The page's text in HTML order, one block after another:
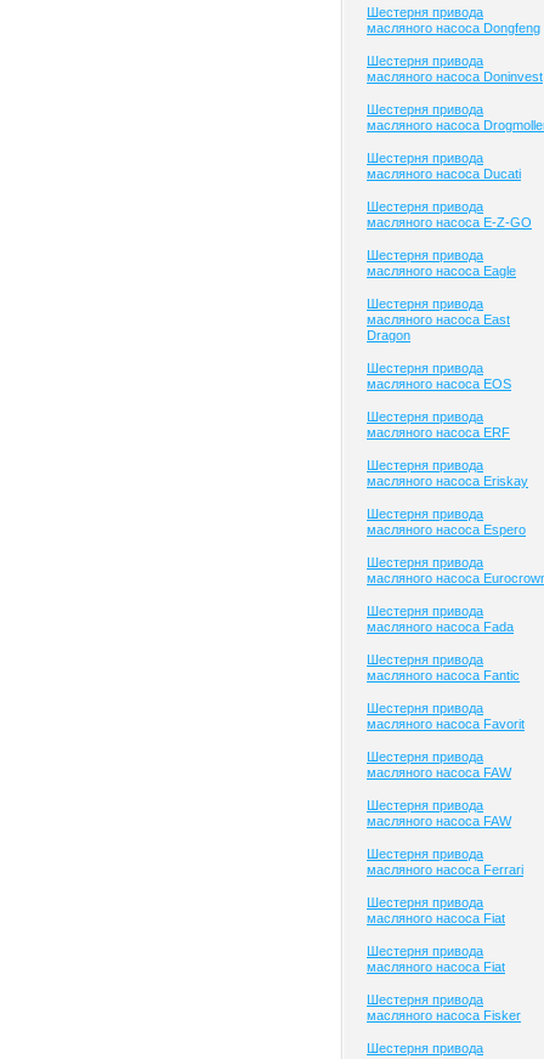
Шестерня привода
масляного насоса Dongfeng
Шестерня привода
масляного насоса Doninvest
Шестерня привода
масляного насоса
Шестерня привода
масляного насоса Ducati
Шестерня привода
масляного насоса E-Z-GO
Шестерня привода
масляного насоса Eagle
Шестерня привода
масляного насоса East
Dragon
Шестерня привода
масляного насоса EOS
Шестерня привода
масляного насоса ERF
Шестерня привода
масляного насоса Eriskay
Шестерня привода
масляного насоса Espero
Шестерня привода
масляного насоса
Шестерня привода
масляного насоса Fada
Шестерня привода
масляного насоса Fantic
Шестерня привода
масляного насоса Favorit
Шестерня привода
масляного насоса FAW
Шестерня привода
масляного насоса FAW
Шестерня привода
масляного насоса Ferrari
Шестерня привода
масляного насоса Fiat
Шестерня привода
масляного насоса Fiat
Шестерня привода
масляного насоса Fisker
Шестерня привода